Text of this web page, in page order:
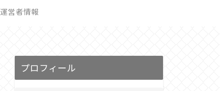
運営者情報
プロフィール